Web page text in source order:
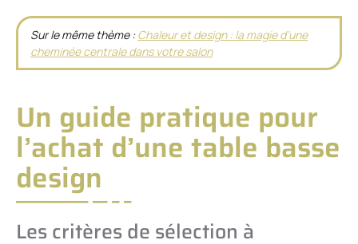
Sur le même thème :Chaleur et design : la magie d’une
cheminée centrale dans votre salon
Un guide pratique pour
l’achat d’une table basse
design
Les critères de sélection à